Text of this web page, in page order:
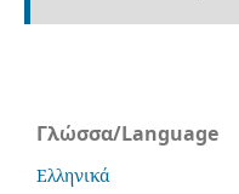
Γλώσσα/Language
Ελληνικά